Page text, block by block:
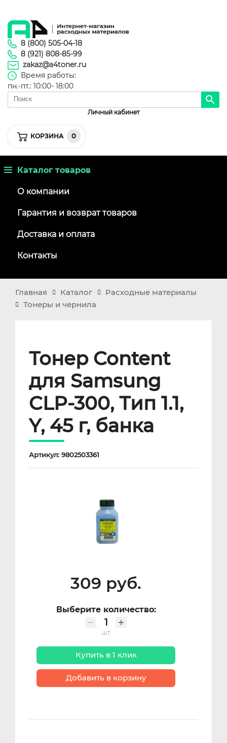
8 (800) 505-04-18
8 (921) 808-85-99
zakaz@a4toner.ru
Время работы:
пн.-пт.: 10:00- 18:00
Личный кабинет
КОРЗИНА 0
Каталог товаров
О компании
Гарантия и возврат товаров
Доставка и оплата
Контакты
Главная Каталог
Расходные материалы
Тонеры и чернила
Тонер Content
для Samsung
CLP-300, Тип 1.1,
Y, 45 г, банка
Артикул: 9802503361
309 руб.
Выберите количество:
шт
Купить в 1 клик
Добавить в корзину